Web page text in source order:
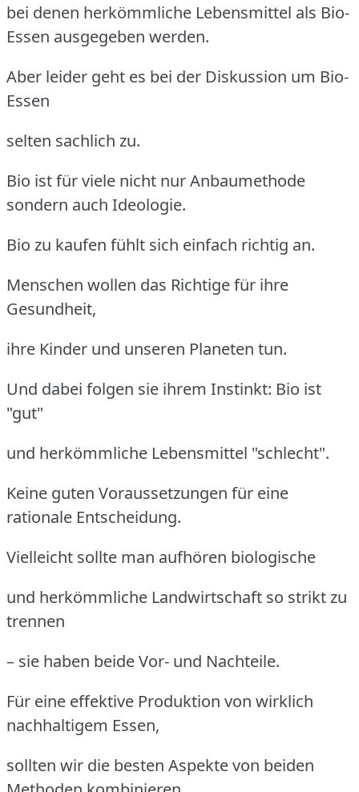
bei denen herkömmliche Lebensmittel als Bio-
Essen ausgegeben werden.
Aber leider geht es bei der Diskussion um Bio-
Essen
selten sachlich zu.
Bio ist für viele nicht nur Anbaumethode
sondern auch Ideologie.
Bio zu kaufen fühlt sich einfach richtig an.
Menschen wollen das Richtige für ihre
Gesundheit,
ihre Kinder und unseren Planeten tun.
Und dabei folgen sie ihrem Instinkt: Bio ist
"gut"
und herkömmliche Lebensmittel "schlecht".
Keine guten Voraussetzungen für eine
rationale Entscheidung.
Vielleicht sollte man aufhören biologische
und herkömmliche Landwirtschaft so strikt zu
trennen
– sie haben beide Vor- und Nachteile.
Für eine effektive Produktion von wirklich
nachhaltigem Essen,
sollten wir die besten Aspekte von beiden